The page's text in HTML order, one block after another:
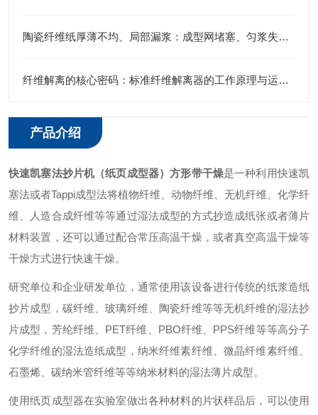
陶瓷纤维纸厚薄不均、局部漏浆：成型网堵塞、匀浆失效故障排查修复
纤维解离的核心密码：标准纤维解离器的工作原理与运行逻辑
产品介绍
快速凯塞法抄片机（纸页成型器）方形带干燥是一种利用快速凯
塞法或者Tappi成型法将植物纤维、动物纤维、无机纤维、化学纤
维、人造合成纤维等等通过湿法成型的方式抄造成纸张或者薄片
材料装置，还可以通过配合常压高温干燥，或者真空高温干燥等
干燥方式进行快速干燥。
研究单位和企业研发单位，通常使用该设备进行传统的纸浆造纸
抄片成型，碳纤维、玻璃纤维、陶瓷纤维等等无机纤维的湿法抄
片成型，芳纶纤维、 PET纤维、 PBO纤维、 PPS纤维等等高分子
化学纤维的湿法造纸成型，纳米纤维素纤维、微晶纤维素纤维、
石墨烯、碳纳米管纤维等等纳米材料的湿法薄片成型。
使用纸页成型器在实验室做出各种材料的片状样品后，可以使用